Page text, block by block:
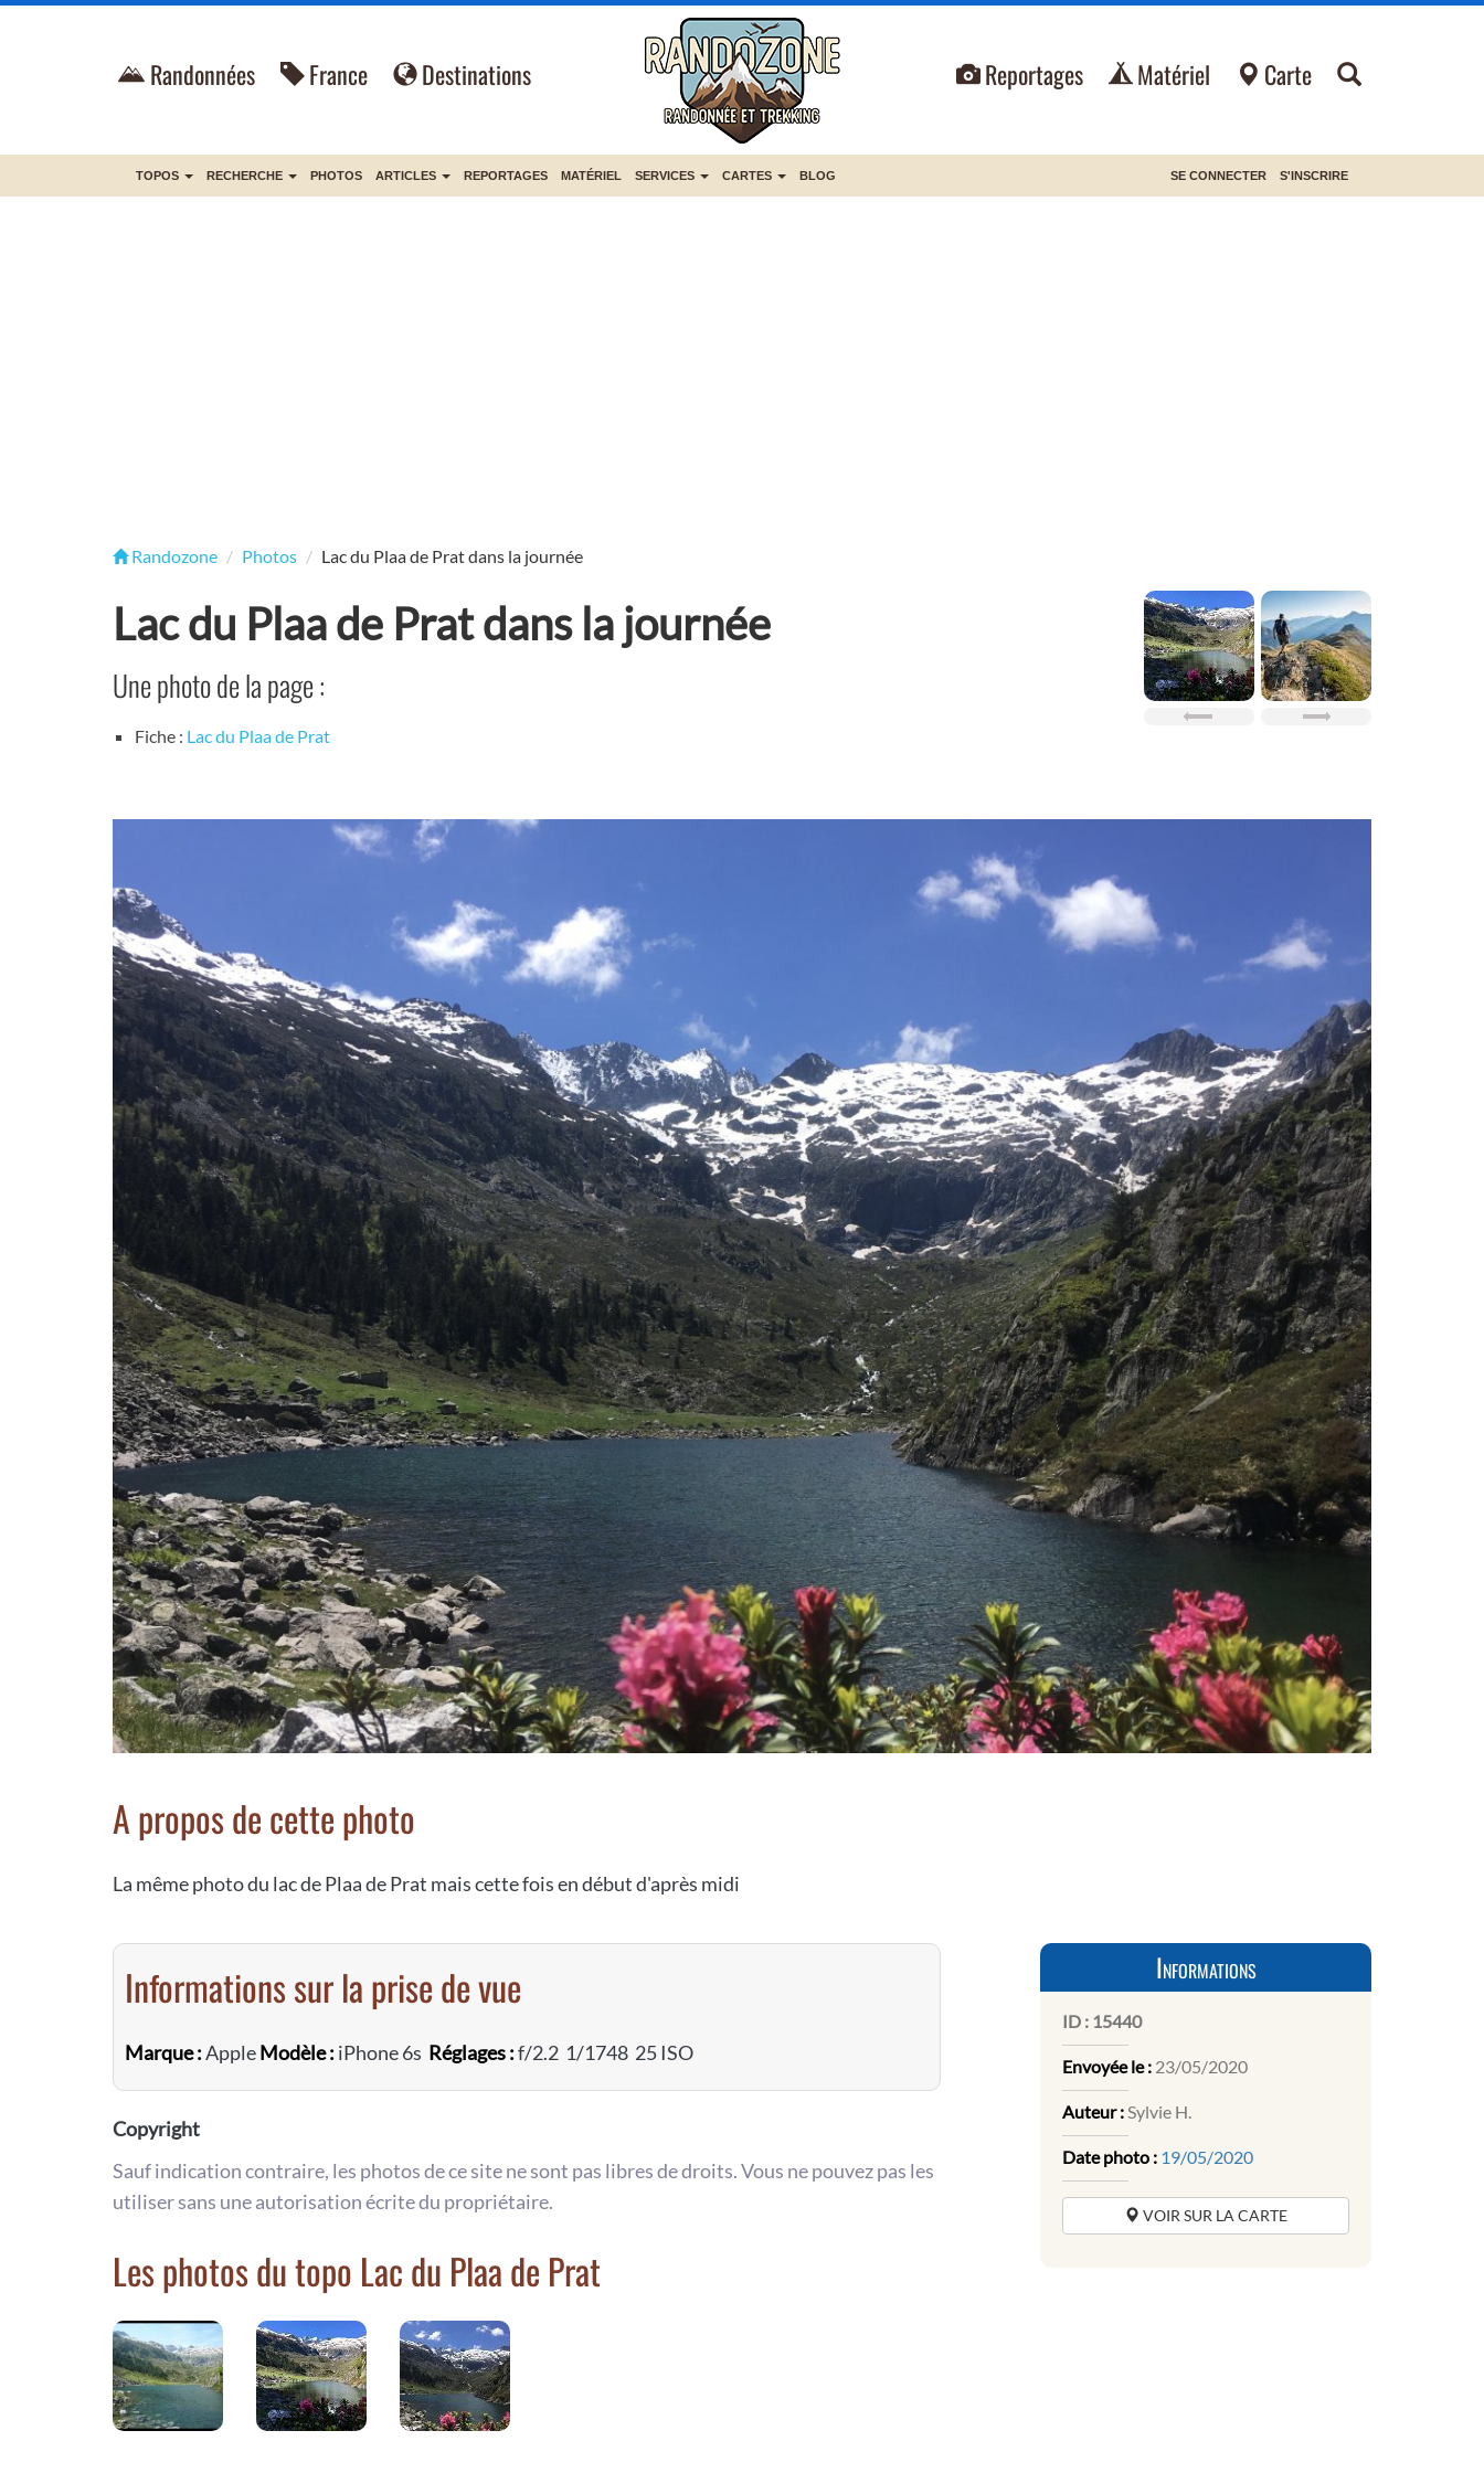
Randonnées France Destinations Reportages Matériel Carte
TOPOS RECHERCHE PHOTOS ARTICLES REPORTAGES MATÉRIEL SERVICES CARTES BLOG SE CONNECTER S'INSCRIRE
Randozone Photos Lac du Plaa de Prat dans la journée
Lac du Plaa de Prat dans la journée
Une photo de la page :
Fiche : Lac du Plaa de Prat
A propos de cette photo
La même photo du lac de Plaa de Prat mais cette fois en début d'après midi
Informations sur la prise de vue
Marque :AppleModèle : iPhone 6s Réglages :f/2.2 1/1748 25 ISO
Copyright
Sauf indication contraire, les photos de ce site ne sont pas libres de droits. Vous ne pouvez pas les
utiliser sans une autorisation écrite du propriétaire.
Les photos du topo Lac du Plaa de Prat
Informations
ID : 15440
Envoyée le : 23/05/2020
Auteur :Sylvie H.
Date photo : 19/05/2020
VOIR SUR LA CARTE